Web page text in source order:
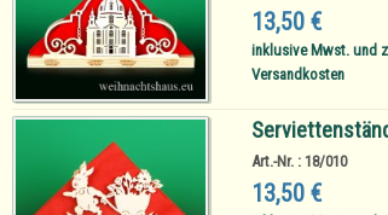
13,50 €
inklusive Mwst. und
Versandkosten
Art.-Nr. : 18/010
13,50 €